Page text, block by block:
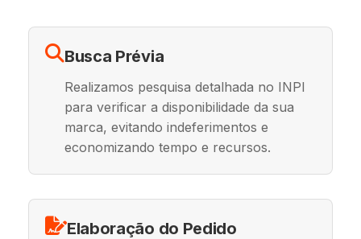
Busca Prévia
Realizamos pesquisa detalhada no INPI
para verificar a disponibilidade da sua
marca, evitando indeferimentos e
economizando tempo e recursos.
Elaboração do Pedido